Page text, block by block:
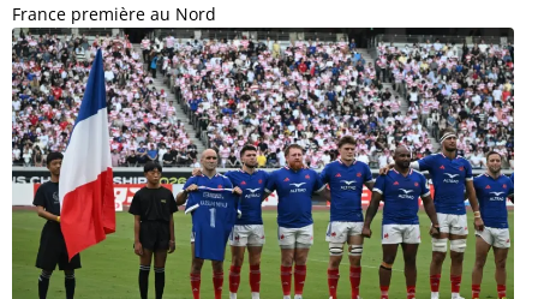
France première au Nord